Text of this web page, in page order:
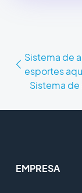
Sistema de
esportes
Sistema de
EMPRESA